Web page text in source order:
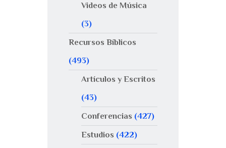
Videos de Música
(3)
Recursos Bíblicos
(493)
Artículos y Escritos
(43)
Conferencias (427)
Estudios (422)